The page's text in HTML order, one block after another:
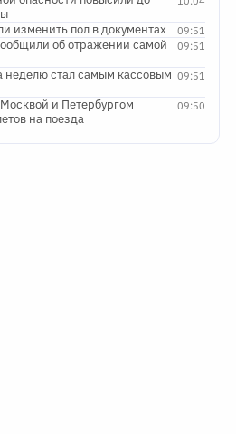
09:51
изменить пол в документах
09:51
об отражении самой
09:51
неделю стал самым кассовым
09:50
и Петербургом
на поезда